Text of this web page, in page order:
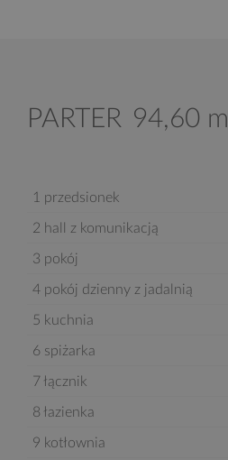
PARTER 94,60 m
1 przedsionek
2 hall z komunikacją
3 pokój
4 pokój dzienny z jadalnią
5 kuchnia
6 spiżarka
7 łącznik
8 łazienka
9 kotłownia